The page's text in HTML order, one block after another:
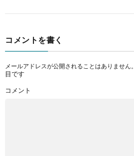
コメントを書く
メールアドレスが公開されることはありません。
目です
コメント